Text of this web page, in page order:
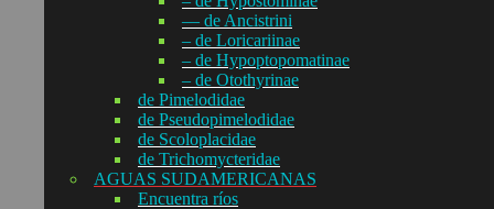
— de Ancistrini
– de Loricariinae
– de Hypoptopomatinae
– de Otothyrinae
de Pimelodidae
de Pseudopimelodidae
de Scoloplacidae
de Trichomycteridae
AGUAS SUDAMERICANAS
Encuentra ríos